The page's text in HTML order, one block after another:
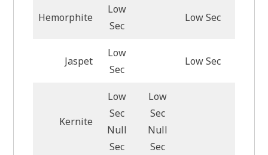
Hemorphite
Low
Sec
Low Sec
Jaspet
Low
Sec
Low Sec
Kernite
Low
Sec
Null
Sec
Low
Sec
Null
Sec